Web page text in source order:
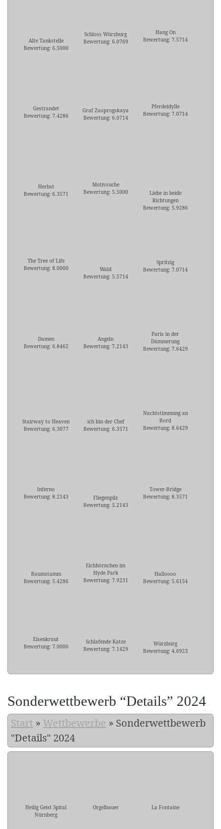
Alte Tankstelle
Bewertung: 6.5000
Schloss Würzburg
Bewertung: 6.0769
Hang On
Bewertung: 7.5714
Gestrandet
Bewertung: 7.4286
Graf Zaoprogskaya
Bewertung: 6.0714
Pferdeidylle
Bewertung: 7.0714
Herbst
Bewertung: 6.3571
Motivsuche
Bewertung: 5.5000
Liebe in beide
Richtungen
Bewertung: 5.9286
The Tree of Life
Bewertung: 8.0000
Wald
Bewertung: 5.5714
Spritzig
Bewertung: 7.0714
Damen
Bewertung: 6.8462
Angeln
Bewertung: 7.2143
Paris in der
Dämmerung
Bewertung: 7.6429
Stairway to Heaven
Bewertung: 6.3077
ich bin der Chef
Bewertung: 6.3571
Nachtstimmung an
Bord
Bewertung: 8.6429
Inferno
Bewertung: 8.2143
Fliegenpilz
Bewertung: 5.2143
Tower-Bridge
Bewertung: 8.3571
Baumstamm
Bewertung: 5.4286
Eichhörnchen im
Hyde Park
Bewertung: 7.9231
Halloooo
Bewertung: 5.6154
Eisenkraut
Bewertung: 7.0000
Schlafende Katze
Bewertung: 7.1429
Würzburg
Bewertung: 4.6923
Sonderwettbewerb “Details” 2024
Start » Wettbewerbe » Sonderwettbewerb
"Details" 2024
Heilig Geist Spital
Nürnberg
Orgelbauer La Fontaine